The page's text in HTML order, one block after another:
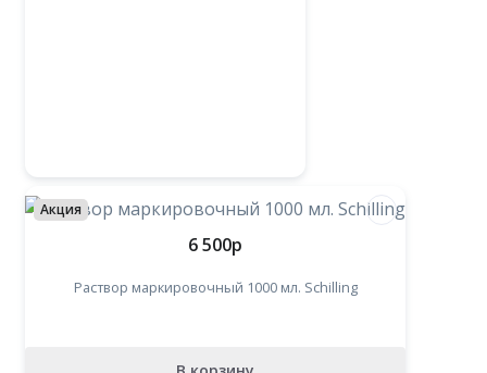
Акция
6 500p
Раствор маркировочный 1000 мл. Schilling